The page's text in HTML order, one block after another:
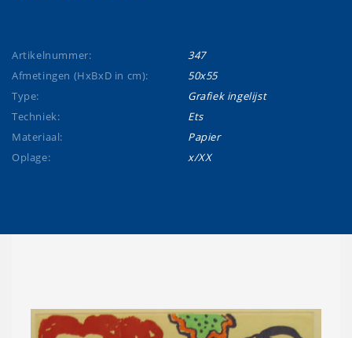
Artikelnummer:
347
Afmetingen (HxBxD in cm):
50x55
Type:
Grafiek ingelijst
Techniek:
Ets
Materiaal:
Papier
Oplage:
x/XX